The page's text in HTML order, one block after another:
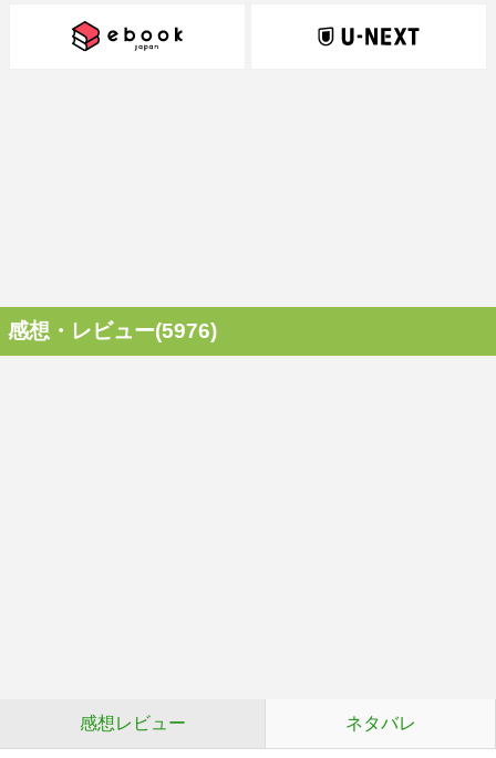
感想・レビュー(5976)
感想レビュー ネタバレ